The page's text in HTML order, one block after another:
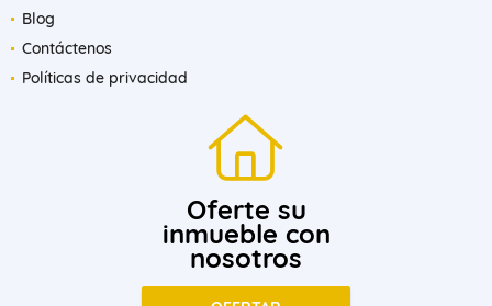
Blog
Contáctenos
Políticas de privacidad
Oferte su
inmueble con
nosotros